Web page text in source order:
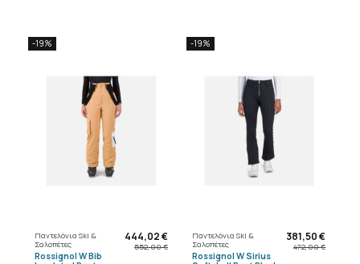
-19%
Παντελόνια Ski &
Σαλοπέτες
Rossignol W Bib
444,02 €
552,00 €
-19%
Παντελόνια Ski &
Σαλοπέτες
Rossignol W Sirius
381,50 €
472,00 €